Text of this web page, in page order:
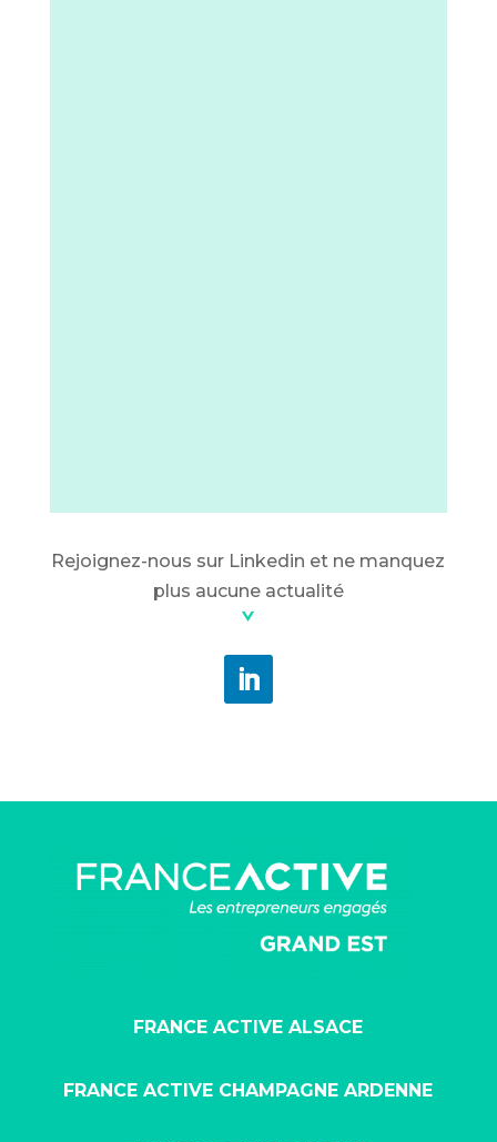
Rejoignez-nous sur Linkedin et ne manquez
plus aucune actualité
FRANCE ACTIVE ALSACE
FRANCE ACTIVE CHAMPAGNE ARDENNE